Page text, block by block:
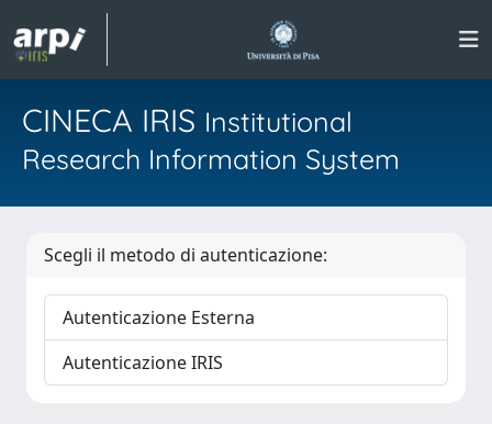
CINECA IRIS Institutional
Research Information System
Scegli il metodo di autenticazione:
Autenticazione Esterna
Autenticazione IRIS